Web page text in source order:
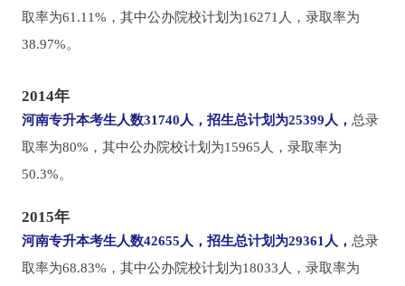
取率为61.11%，其中公办院校计划为16271人，录取率为
38.97%。
2014年
河南专升本考生人数31740人， 招生总计划为25399人， 总录
取率为80%，其中公办院校计划为15965人，录取率为
50.3%。
2015年
河南专升本考生人数42655人， 招生总计划为29361人， 总录
取率为68.83%，其中公办院校计划为18033人，录取率为